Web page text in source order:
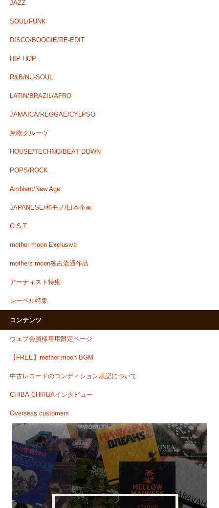
JAZZ
SOUL/FUNK
DISCO/BOOGIE/RE-EDIT
HIP HOP
R&B/NU-SOUL
LATIN/BRAZIL/AFRO
JAMAICA/REGGAE/CYLPSO
東欧グルーヴ
HOUSE/TECHNO/BEAT DOWN
POPS/ROCK
Ambient/New Age
JAPANESE/和モノ/日本企画
O.S.T.
mother moon Exclusive
mothers moon独占流通作品
アーティスト特集
レーベル特集
コンテンツ
ウェブ会員様専用限定ページ
【FREE】mother moon BGM
中古レコードのコンディション表記について
CHIBA-CHIIIBAインタビュー
Overseas customers